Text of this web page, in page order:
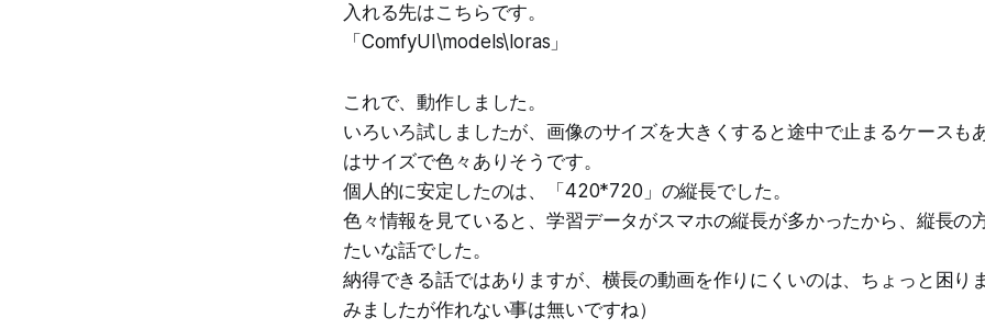
入れる先はこちらです。
「ComfyUI\models\loras」
これで、動作しました。
いろいろ試しましたが、画像のサイズを大きくすると途中で止まるケースも
はサイズで色々ありそうです。
個人的に安定したのは、「420*720」の縦長でした。
色々情報を見ていると、学習データがスマホの縦長が多かったから、縦長の
たいな話でした。
納得できる話ではありますが、横長の動画を作りにくいのは、ちょっと困り
みましたが作れない事は無いですね）